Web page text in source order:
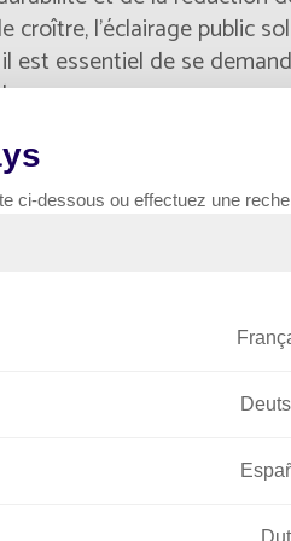
croître, l'éclairage public
il est essentiel de se
les aspects clés de
environnemental et son
sa durabilité et
afin de limiter notre
à
découvrir
à une planète plus
ci-dessous ou effectuez une